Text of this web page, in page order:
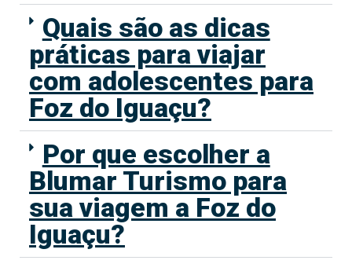
Quais são as dicas
práticas para viajar
com adolescentes para
Foz do Iguaçu?
Por que escolher a
Blumar Turismo para
sua viagem a Foz do
Iguaçu?